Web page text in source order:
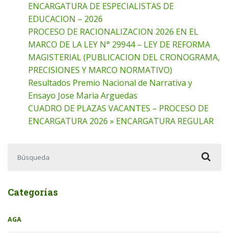
ENCARGATURA DE ESPECIALISTAS DE
EDUCACION – 2026
PROCESO DE RACIONALIZACION 2026 EN EL
MARCO DE LA LEY N° 29944 – LEY DE REFORMA
MAGISTERIAL (PUBLICACION DEL CRONOGRAMA,
PRECISIONES Y MARCO NORMATIVO)
Resultados Premio Nacional de Narrativa y
Ensayo Jose Maria Arguedas
CUADRO DE PLAZAS VACANTES – PROCESO DE
ENCARGATURA 2026 » ENCARGATURA REGULAR
Categorías
AGA